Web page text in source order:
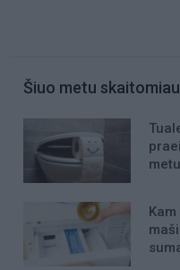
Šiuo metu
metu